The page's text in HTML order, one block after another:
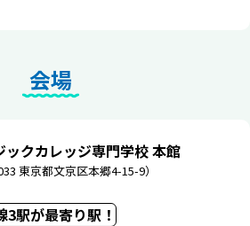
会場
ックカレッジ専門学校 本館
東京都文京区本郷4-15-9）
3駅が最寄り駅！